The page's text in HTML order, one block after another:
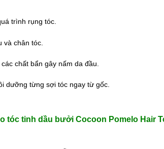
trình rụng tóc.
và chân tóc.
chất bẩn gây nấm da đầu.
dưỡng từng sợi tóc ngay từ gốc.
tóc tinh dầu bưởi Cocoon Pomelo Hair